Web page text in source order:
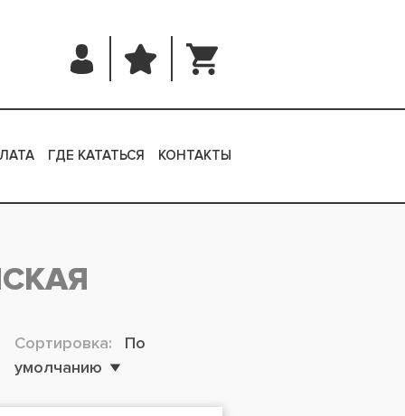
ГДЕ КАТАТЬСЯ КОНТАКТЫ
Сортировка:
По
умолчанию